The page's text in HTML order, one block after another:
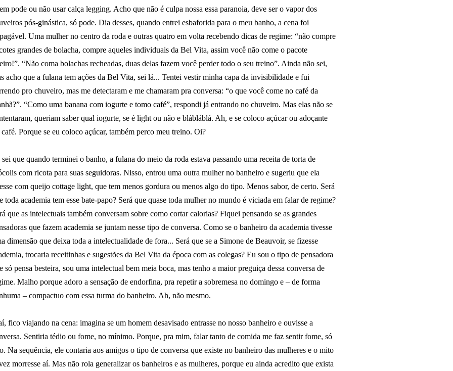
pode ou não usar calça legging. Acho que não é culpa nossa essa paranoia, deve ser o vapor dos
pós-ginástica, só pode. Dia desses, quando entrei esbaforida para o meu banho, a cena foi
Uma mulher no centro da roda e outras quatro em volta recebendo dicas de regime: “não compre
grandes de bolacha, compre aqueles individuais da Bel Vita, assim você não come o pacote
“Não coma bolachas recheadas, duas delas fazem você perder todo o seu treino”. Ainda não sei,
acho que a fulana tem ações da Bel Vita, sei lá... Tentei vestir minha capa da invisibilidade e fui
pro chuveiro, mas me detectaram e me chamaram pra conversa: “o que você come no café da
“Como uma banana com iogurte e tomo café”, respondi já entrando no chuveiro. Mas elas não se
queriam saber qual iogurte, se é light ou não e blábláblá. Ah, e se coloco açúcar ou adoçante
Porque se eu coloco açúcar, também perco meu treino. Oi?
sei que quando terminei o banho, a fulana do meio da roda estava passando uma receita de torta de
com ricota para suas seguidoras. Nisso, entrou uma outra mulher no banheiro e sugeriu que ela
com queijo cottage light, que tem menos gordura ou menos algo do tipo. Menos sabor, de certo. Será
toda academia tem esse bate-papo? Será que quase toda mulher no mundo é viciada em falar de regime?
que as intelectuais também conversam sobre como cortar calorias? Fiquei pensando se as grandes
que fazem academia se juntam nesse tipo de conversa. Como se o banheiro da academia tivesse
dimensão que deixa toda a intelectualidade de fora... Será que se a Simone de Beauvoir, se fizesse
trocaria receitinhas e sugestões da Bel Vita da época com as colegas? Eu sou o tipo de pensadora
só pensa besteira, sou uma intelectual bem meia boca, mas tenho a maior preguiça dessa conversa de
Malho porque adoro a sensação de endorfina, pra repetir a sobremesa no domingo e – de forma
– compactuo com essa turma do banheiro. Ah, não mesmo.
fico viajando na cena: imagina se um homem desavisado entrasse no nosso banheiro e ouvisse a
Sentiria tédio ou fome, no mínimo. Porque, pra mim, falar tanto de comida me faz sentir fome, só
Na sequência, ele contaria aos amigos o tipo de conversa que existe no banheiro das mulheres e o mito
morresse aí. Mas não rola generalizar os banheiros e as mulheres, porque eu ainda acredito que exista